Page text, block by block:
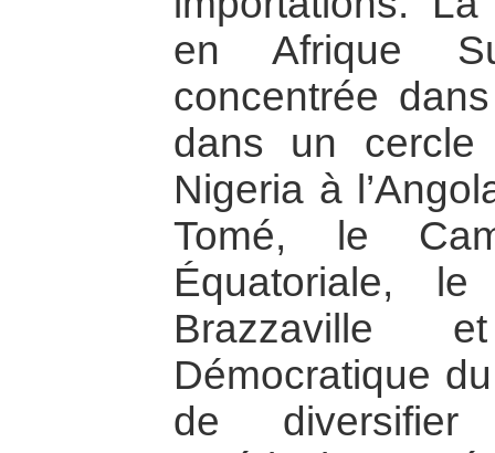
en Afrique
concentrée
dans un
Nigeria à
Tomé, le
Équatoriale,
Brazzaville
Démocratique
de diversifier